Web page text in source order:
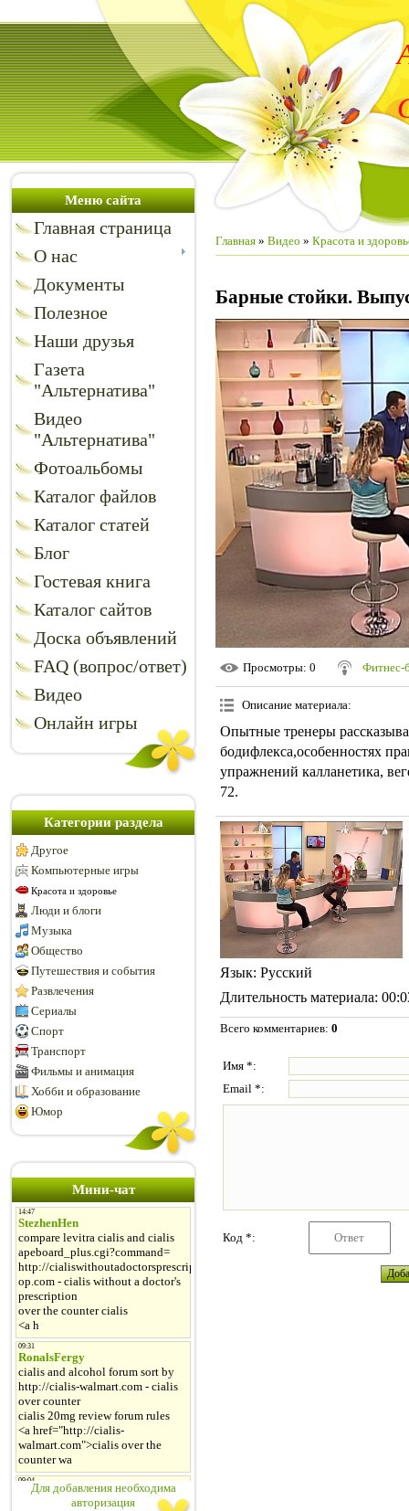
Меню сайта
Главная страница
О нас
Документы
Полезное
Наши друзья
Газета
"Альтернатива"
Видео
"Альтернатива"
Фотоальбомы
Каталог файлов
Каталог статей
Блог
Гостевая книга
Каталог сайтов
Доска объявлений
FAQ (вопрос/ответ)
Видео
Онлайн игры
Категории раздела
Другое
Компьютерные игры
Красота и здоровье
Люди и блоги
Музыка
Общество
Путешествия и события
Развлечения
Сериалы
Спорт
Транспорт
Фильмы и анимация
Хобби и образование
Юмор
Мини-чат
Для добавления необходима
авторизация
Главная » Видео » Красота и
Барные стойки.
Просмотры: 0
Описание материала:
Опытные тренеры
бодифлекса,особенностях
упражнений калланетика,
72.
Язык: Русский
Длительность материала:
Всего комментариев: 0
Имя *:
Email *:
Код *: